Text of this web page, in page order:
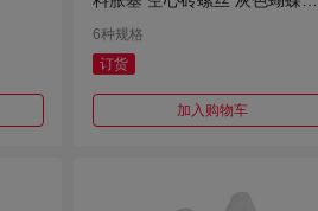
6种规格
订货
加入购物车